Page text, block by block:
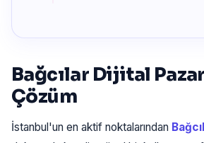
Bağcılar Dijital
Çözüm
İstanbul'un en aktif noktalarından